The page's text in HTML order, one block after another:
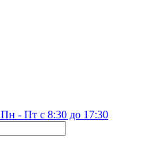
Пн - Пт с 8:30 до 17:30